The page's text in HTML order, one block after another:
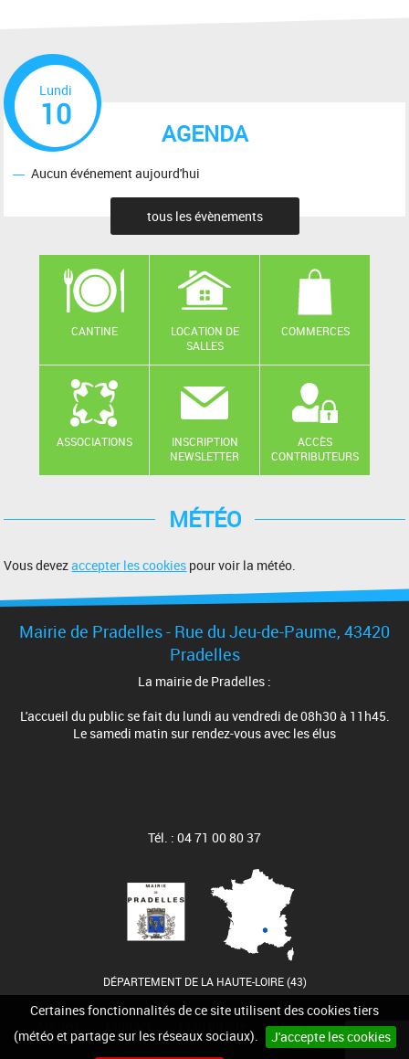
Certaines fonctionnalités de ce site utilisent des cookies tiers
(météo et partage sur les réseaux sociaux).
J'accepte les cookies
AGENDA
Lundi
10
Aucun événement aujourd'hui
tous les évènements
CANTINE
LOCATION DE
SALLES
COMMERCES
ASSOCIATIONS
INSCRIPTION
NEWSLETTER
ACCÈS
CONTRIBUTEURS
MÉTÉO
Vous devezaccepter les cookies pour voir la météo.
Mairie de Pradelles - Rue du Jeu-de-Paume, 43420
Pradelles
La mairie de Pradelles :
L'accueil du public se fait du lundi au vendredi de 08h30 à 11h45.
Le samedi matin sur rendez-vous avec les élus
Tél. : 04 71 00 80 37
DÉPARTEMENT DE LA HAUTE-LOIRE (43)
Mentions légales